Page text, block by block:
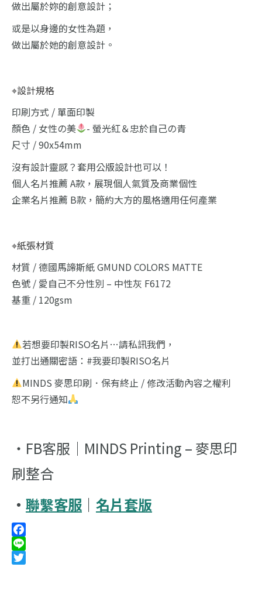
做出屬於妳的創意設計；
或是以身邊的女性為題，
做出屬於她的創意設計。
⌖設計規格
印刷方式 / 單面印製
顏色 / 女性の美
- 螢光紅＆忠於自己の青
尺寸 / 90x54mm
沒有設計靈感？套用公版設計也可以！
個人名片推薦 A款，展現個人氣質及商業個性
企業名片推薦 B款，簡約大方的風格適用任何產業
⌖紙張材質
材質 / 德國馬諦斯紙 GMUND COLORS MATTE
色號 / 愛自己不分性別 – 中性灰 F6172
基重 / 120gsm
若想要印製RISO名片…請私訊我們，
並打出通關密語：#我要印製RISO名片
MINDS 麥思印刷．保有終止 / 修改活動內容之權利
恕不另行通知
・FB客服｜MINDS Printing – 麥思印
刷整合
・ 聯繫客服 ｜ 名片套版
Facebook
Line